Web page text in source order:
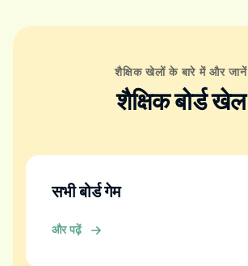
शैक्षिक खेलों के बारे में और जानें
शैक्षिक बोर्ड खेल
सभी बोर्ड गेम
और पढ़ें